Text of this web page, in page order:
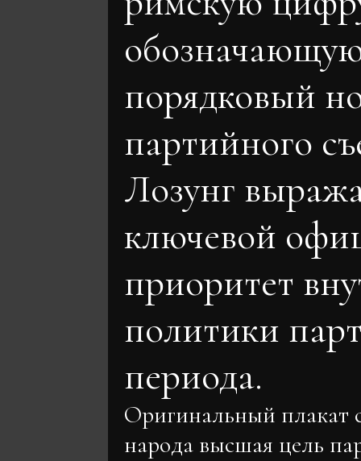
порядковый
партийного
Лозунг
ключевой
приоритет
политики
периода.
Оригинальный плакат
народа высшая цель